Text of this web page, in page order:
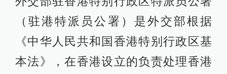
（驻港特派员公署）是外交部根据
《中华人民共和国香港特别行政区基
本法》，在香港设立的负责处理香港